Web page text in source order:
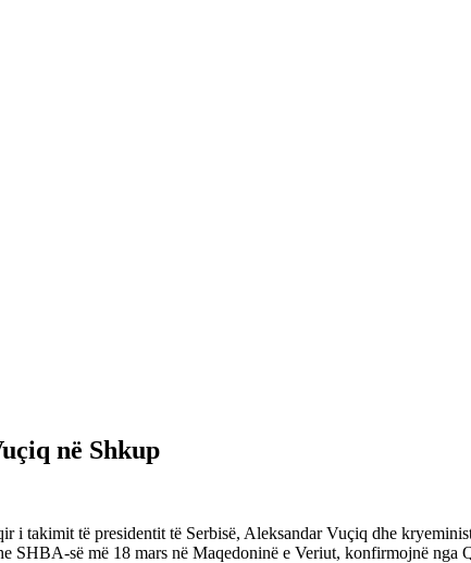
në Shkup
i takimit të presidentit të Serbisë, Aleksandar Vuçiq dhe
SHBA-së më 18 mars në Maqedoninë e Veriut, konfirmojnë nga